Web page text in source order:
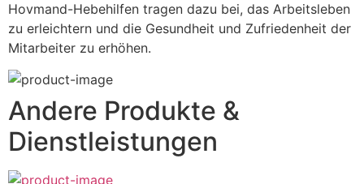
Hovmand-Hebehilfen tragen dazu bei, das Arbeitsleben
zu erleichtern und die Gesundheit und Zufriedenheit der
Mitarbeiter zu erhöhen.
Andere Produkte &
Dienstleistungen